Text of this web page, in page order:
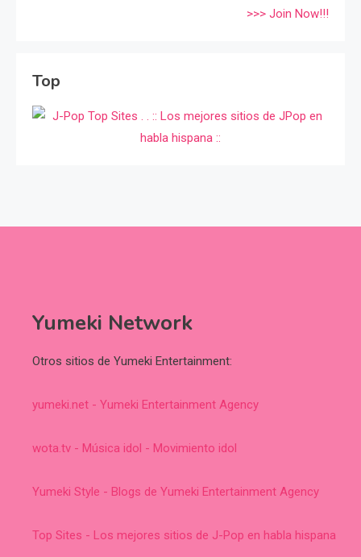
>>> Join Now!!!
Top
Yumeki Network
Otros sitios de Yumeki Entertainment:
yumeki.net - Yumeki Entertainment Agency
wota.tv - Música idol - Movimiento idol
Yumeki Style - Blogs de Yumeki Entertainment Agency
Top Sites - Los mejores sitios de J-Pop en habla hispana